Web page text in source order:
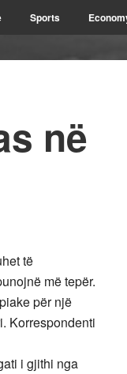
Sports
në
të
më tepër.
për një
Korrespondenti
i gjithi nga